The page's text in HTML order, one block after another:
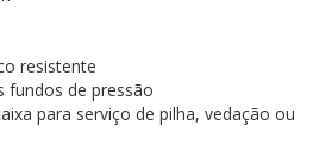
resistente
fundos de pressão
para serviço de pilha, vedação ou